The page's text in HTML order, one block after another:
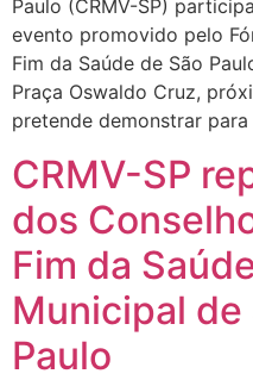
Paulo (CRMV-SP)
evento promovido pelo
Fim da Saúde de São
Praça Oswaldo Cruz,
pretende demonstrar
CRMV-SP
dos
Fim da
Municipal de
Paulo